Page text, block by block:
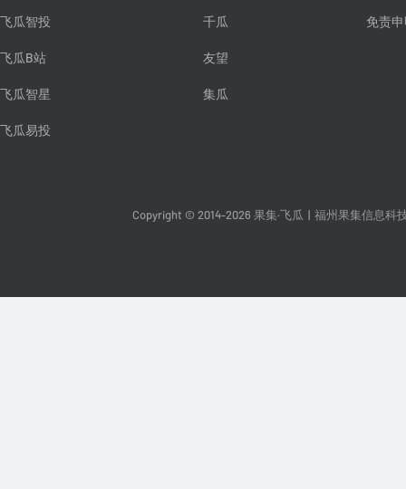
飞瓜智投
飞瓜B站
飞瓜智星
飞瓜易投
千瓜
友望
集瓜
免责
Copyright © 2014-2026 果集·飞瓜 福州果集信息科